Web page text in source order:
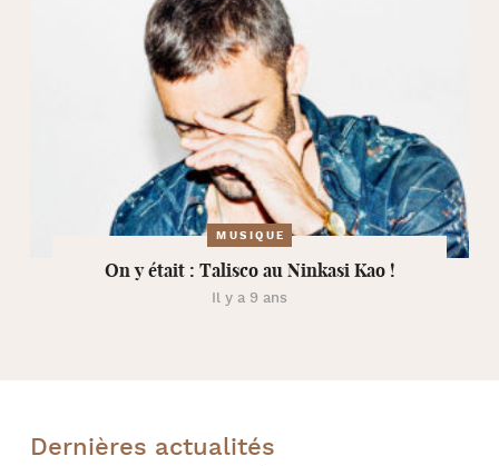
MUSIQUE
On y était : Talisco au Ninkasi Kao !
Il y a 9 ans
Dernières actualités